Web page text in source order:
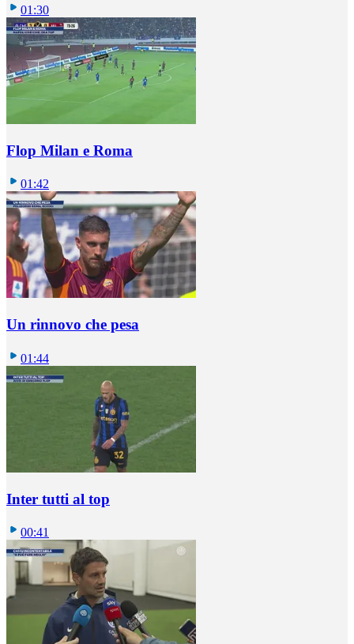
01:30
Flop Milan e Roma
01:42
Un rinnovo che pesa
01:44
Inter tutti al top
00:41